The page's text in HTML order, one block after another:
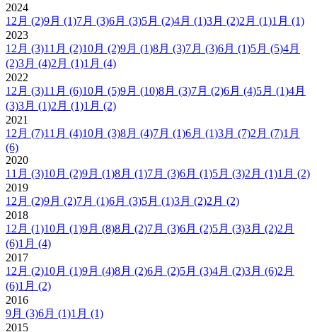
2024
12月 (2)9月 (1)7月 (3)6月 (3)5月 (2)4月 (1)3月 (2)2月 (1)1月 (1)
2023
12月 (3)11月 (2)10月 (2)9月 (1)8月 (3)7月 (3)6月 (1)5月 (5)4月
(2)3月 (4)2月 (1)1月 (4)
2022
12月 (3)11月 (6)10月 (5)9月 (10)8月 (3)7月 (2)6月 (4)5月 (1)4月
(3)3月 (1)2月 (1)1月 (2)
2021
12月 (7)11月 (4)10月 (3)8月 (4)7月 (1)6月 (1)3月 (7)2月 (7)1月
(6)
2020
11月 (3)10月 (2)9月 (1)8月 (1)7月 (3)6月 (1)5月 (3)2月 (1)1月 (2)
2019
12月 (2)9月 (2)7月 (1)6月 (3)5月 (1)3月 (2)2月 (2)
2018
12月 (1)10月 (1)9月 (8)8月 (2)7月 (3)6月 (2)5月 (3)3月 (2)2月
(6)1月 (4)
2017
12月 (2)10月 (1)9月 (4)8月 (2)6月 (2)5月 (3)4月 (2)3月 (6)2月
(6)1月 (2)
2016
9月 (3)6月 (1)1月 (1)
2015